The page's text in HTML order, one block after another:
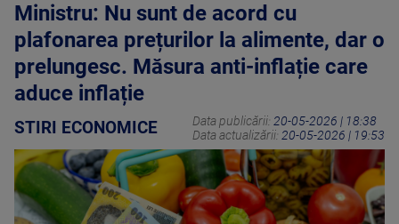
Ministru: Nu sunt de acord cu
plafonarea prețurilor la alimente, dar o
prelungesc. Măsura anti-inflație care
aduce inflație
STIRI ECONOMICE Data publicării: 20-05-2026 | 18:38
Data actualizării: 20-05-2026 | 19:53